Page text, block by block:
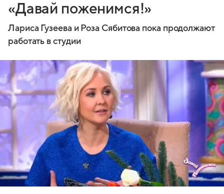
«Давай поженимся!»
Лариса Гузеева и Роза Сябитова пока продолжают
работать в студии